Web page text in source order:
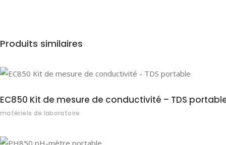
Produits similaires
EC850 Kit de mesure de conductivité – TDS
matériels de laboratoire